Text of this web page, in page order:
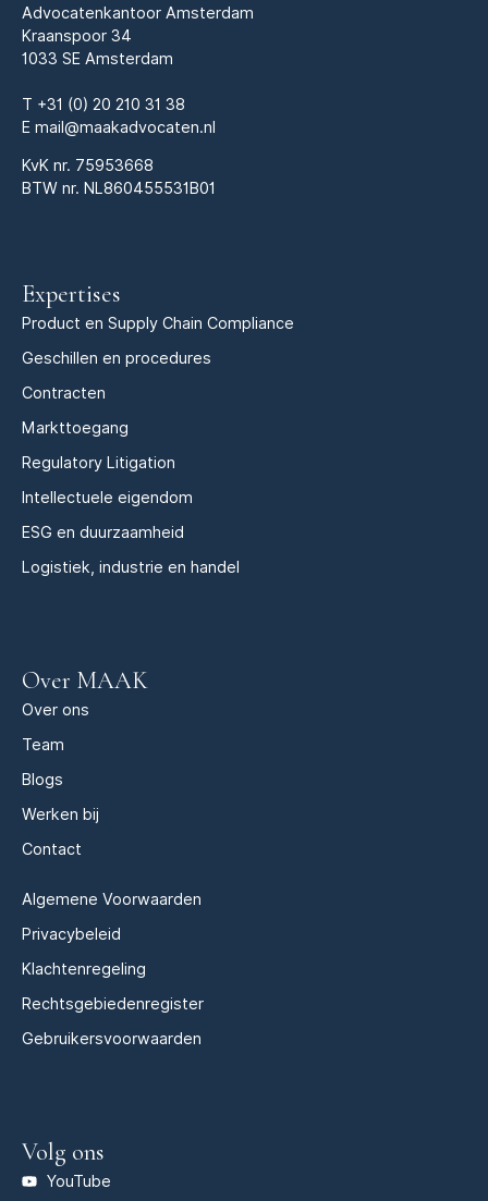
Advocatenkantoor Amsterdam
Kraanspoor 34
1033 SE Amsterdam
T +31 (0) 20 210 31 38
E mail@maakadvocaten.nl
KvK nr. 75953668
BTW nr. NL860455531B01
Expertises
Product en Supply Chain Compliance
Geschillen en procedures
Contracten
Markttoegang
Regulatory Litigation
Intellectuele eigendom
ESG en duurzaamheid
Logistiek, industrie en handel
Over MAAK
Over ons
Team
Blogs
Werken bij
Contact
Algemene Voorwaarden
Privacybeleid
Klachtenregeling
Rechtsgebiedenregister
Gebruikersvoorwaarden
Volg ons
YouTube